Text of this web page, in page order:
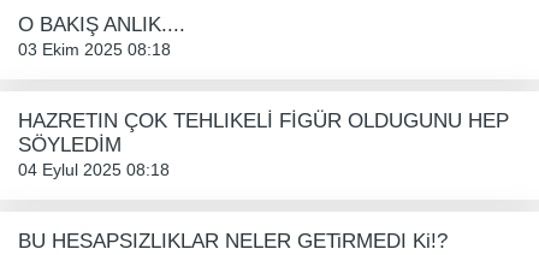
O BAKIŞ ANLIK....
03 Ekim 2025 08:18
HAZRETIN ÇOK TEHLIKELİ FİGÜR OLDUGUNU HEP
SÖYLEDİM
04 Eylul 2025 08:18
BU HESAPSIZLIKLAR NELER GETiRMEDI Ki!?